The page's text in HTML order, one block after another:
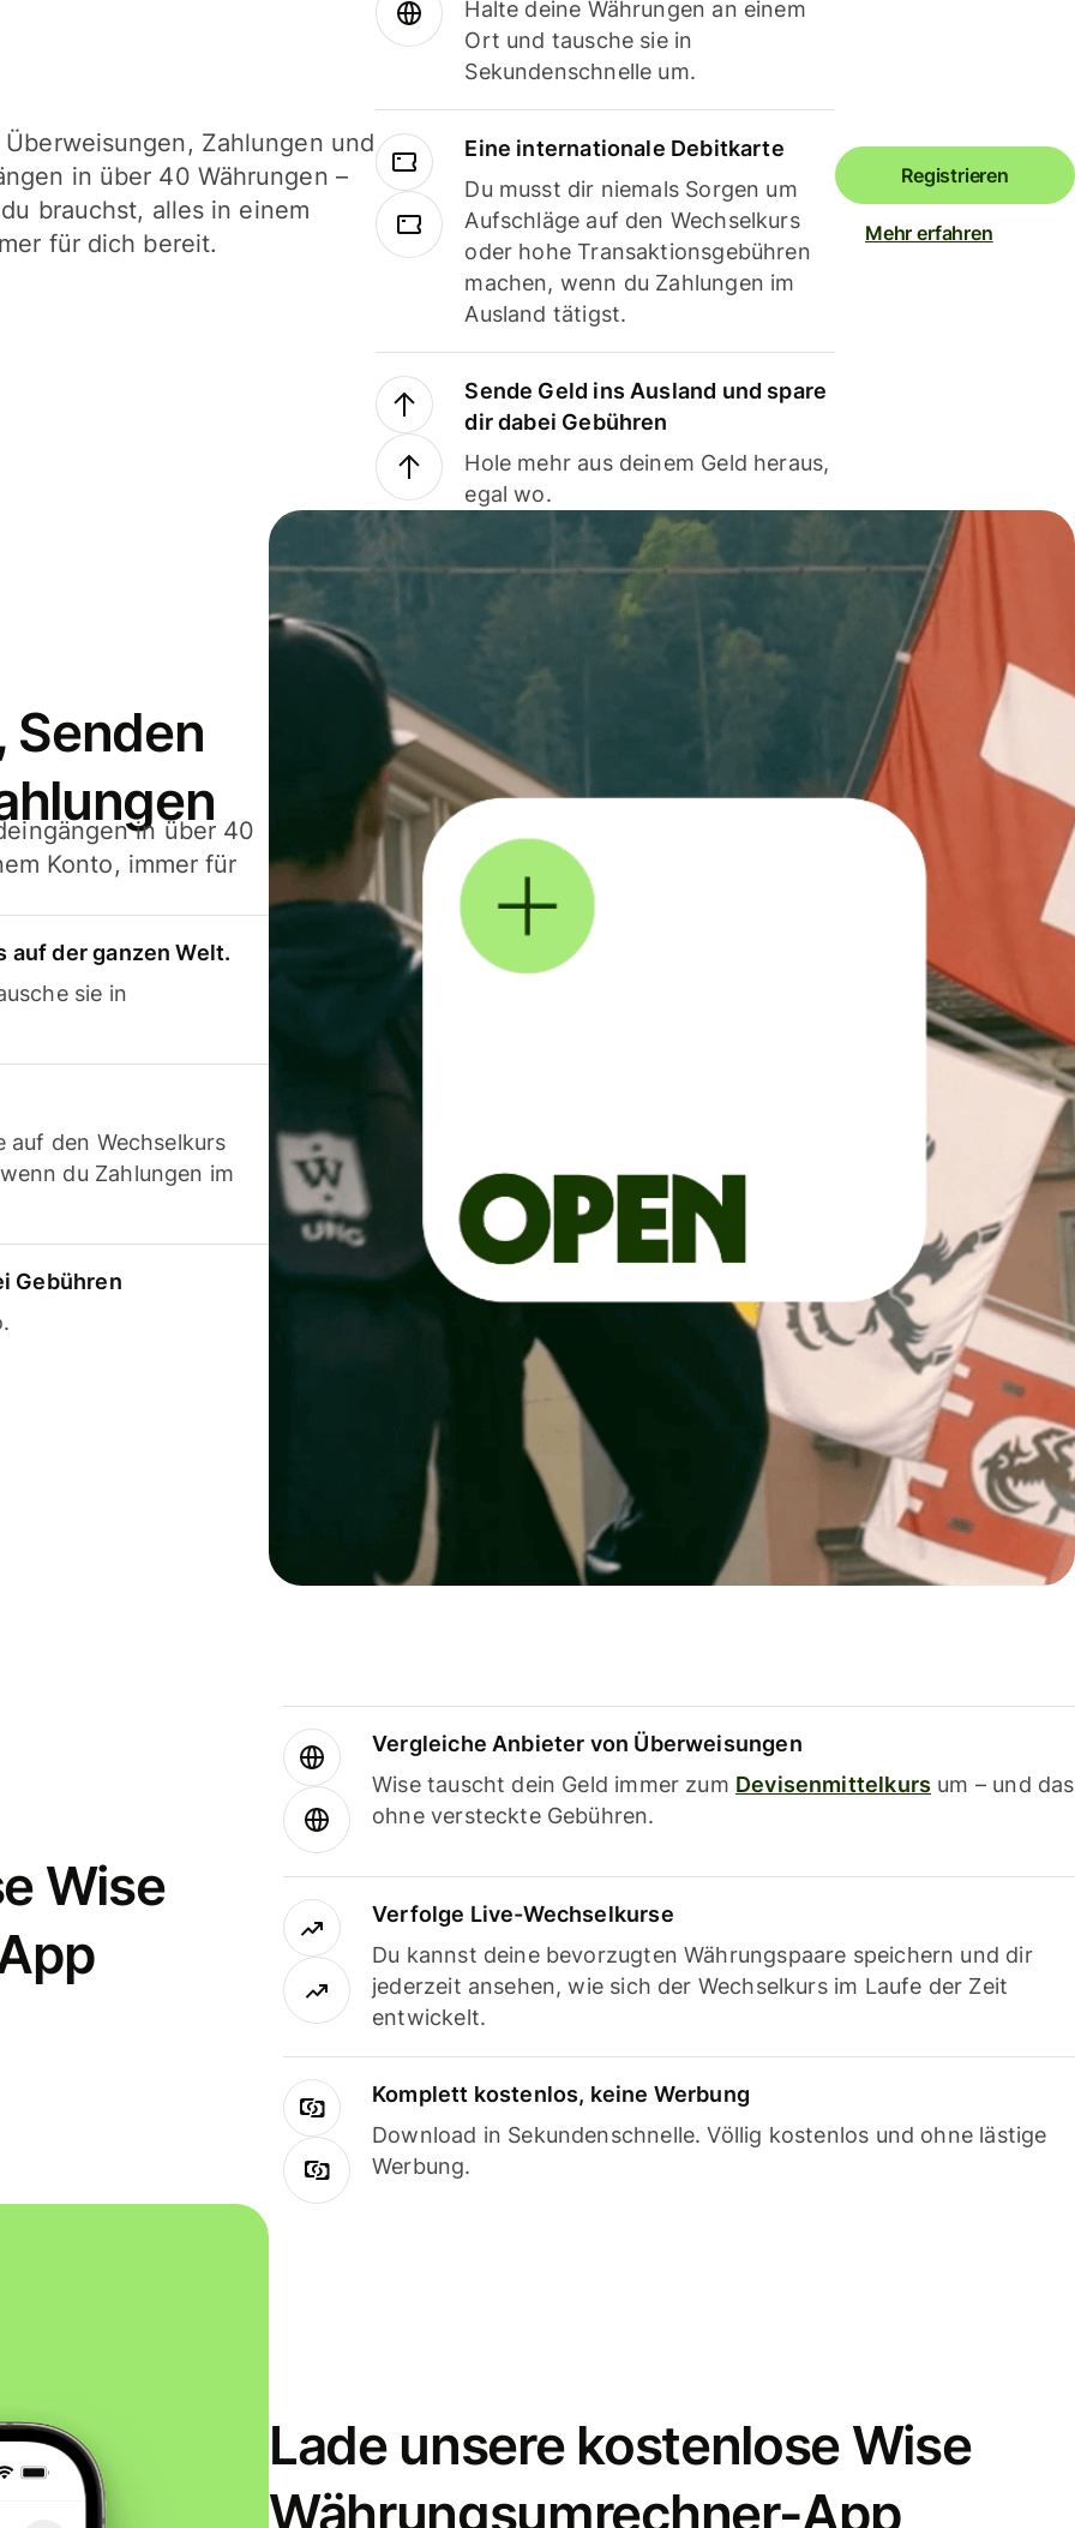
Zahlungen und
in über 40 Währungen –
brauchst, alles in einem
für dich bereit.
Halte deine Währungen an einem
Ort und tausche sie in
Sekundenschnelle um.
Eine internationale Debitkarte
Du musst dir niemals Sorgen um
Aufschläge auf den Wechselkurs
oder hohe Transaktionsgebühren
machen, wenn du Zahlungen im
Ausland tätigst.
Sende Geld ins Ausland und spare
dir dabei Gebühren
Hole mehr aus deinem Geld heraus,
egal wo.
Registrieren
Mehr erfahren
Senden
in über 40
Konto, immer für
auf der ganzen Welt.
sie in
auf den Wechselkurs
du Zahlungen im
Gebühren
Wise
Vergleiche Anbieter von Überweisungen
Wise tauscht dein Geld immer zum Devisenmittelkurs um – und das
ohne versteckte Gebühren.
Verfolge Live-Wechselkurse
Du kannst deine bevorzugten Währungspaare speichern und dir
jederzeit ansehen, wie sich der Wechselkurs im Laufe der Zeit
entwickelt.
Komplett kostenlos, keine Werbung
Download in Sekundenschnelle. Völlig kostenlos und ohne lästige
Werbung.
Lade unsere kostenlose Wise
Währungsumrechner-App